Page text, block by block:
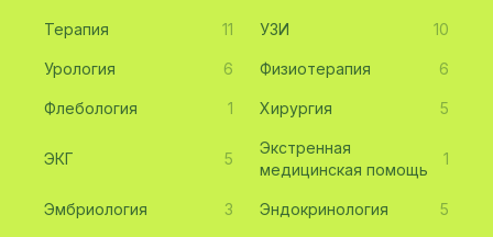
Терапия 11 УЗИ 10
Урология 6 Физиотерапия 6
Флебология 1 Хирургия 5
ЭКГ 5
Экстренная
медицинская помощь
1
Эмбриология 3 Эндокринология 5